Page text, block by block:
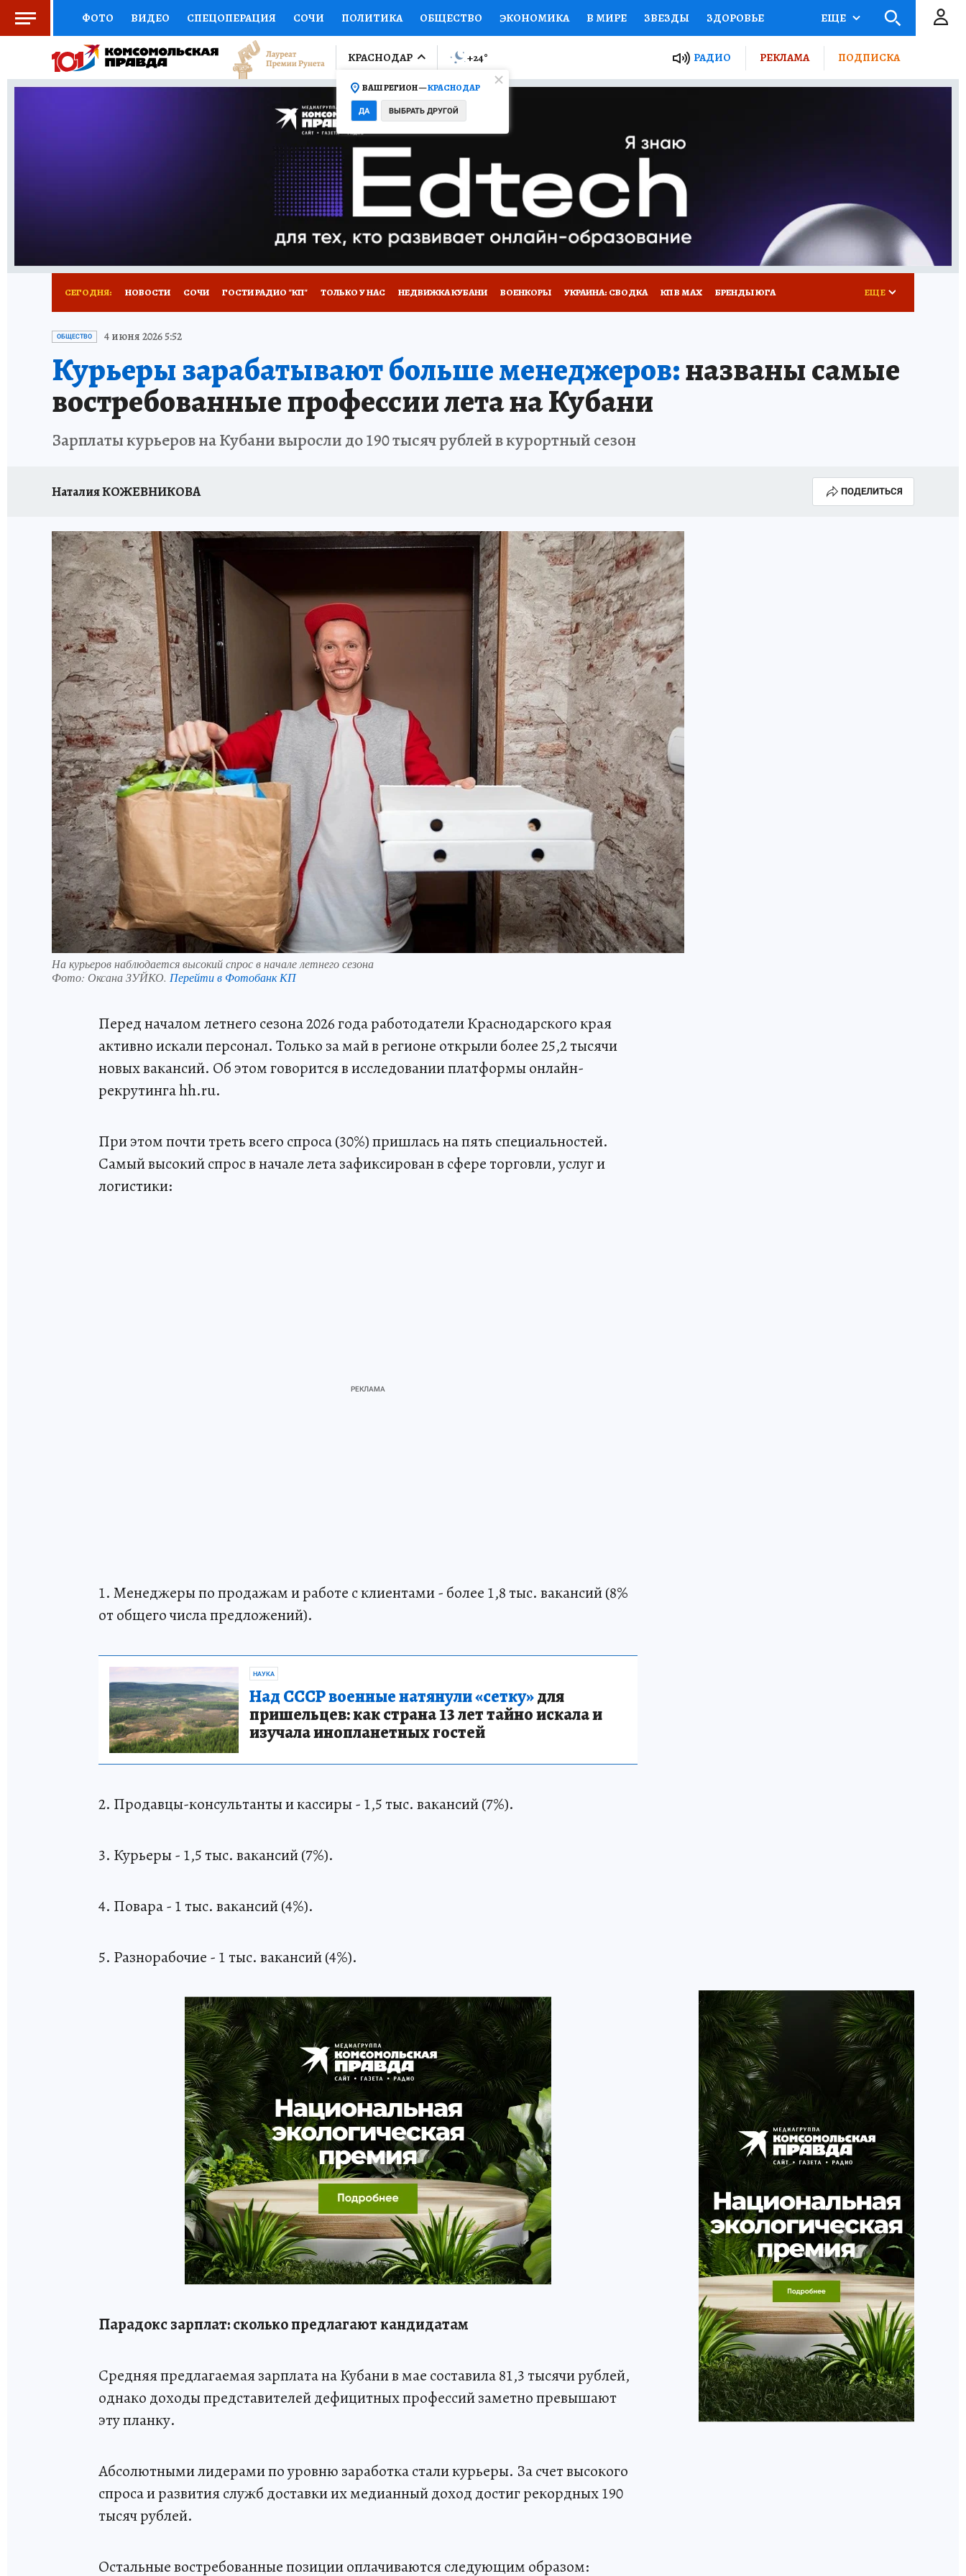
ФОТО ВИДЕО СПЕЦОПЕРАЦИЯ СОЧИ ПОЛИТИКА ОБЩЕСТВО ЭКОНОМИКА В МИРЕ ЗВЕЗДЫ ЗДОРОВЬЕ
СОЦПОДДЕРЖКА НАУКА СПОРТ КОЛУМНИСТЫ ПРОИСШЕСТВИЯ НАЦИОНАЛЬНЫЕ ПРОЕКТЫ РОССИИ
ВЫБОР ЭКСПЕРТОВ ДОКТОР ФИНАНСЫ ОТКРЫВАЕМ МИР Я ЗНАЮ СЕМЬЯ ЖЕНСКИЕ СЕКРЕТЫ ПУТЕВОДИТЕЛЬ
ПРОГНОЗЫ НА СПОРТ ПРОМОКОДЫ СЕРИАЛЫ
ТЕЛЕВИЗОР КОЛЛЕКЦИИ КОНКУРСЫ ГИД ПОТРЕБИТЕЛЯ
НОВОЕ НА САЙТЕ
ЕЩЕ
КРАСНОДАР
ВАШ РЕГИОН —КРАСНОДАР
ДА ВЫБРАТЬ ДРУГОЙ
+24° РАДИО РЕКЛАМА ПОДПИСКА
СЕГОДНЯ: НОВОСТИ СОЧИ ГОСТИ РАДИО "КП" ТОЛЬКО У НАС НЕДВИЖКА КУБАНИ ВОЕНКОРЫ УКРАИНА: СВОДКА КП В МАХ БРЕНДЫ ЮГА
ОТДЫХ В РОССИИ
ЕЩЕ
ОБЩЕСТВО 4 июня 2026 5:52
Курьеры зарабатывают больше менеджеров:названы самые
востребованные профессии лета на Кубани
Зарплаты курьеров на Кубани выросли до 190 тысяч рублей в курортный сезон
Наталия КОЖЕВНИКОВА ПОДЕЛИТЬСЯ
На курьеров наблюдается высокий спрос в начале летнего сезона
Фото: Оксана ЗУЙКО. Перейти в Фотобанк КП
Перед началом летнего сезона 2026 года работодатели Краснодарского края
активно искали персонал. Только за май в регионе открыли более 25,2 тысячи
новых вакансий. Об этом говорится в исследовании платформы онлайн-
рекрутинга hh.ru.
При этом почти треть всего спроса (30%) пришлась на пять специальностей.
Самый высокий спрос в начале лета зафиксирован в сфере торговли, услуг и
логистики:
1. Менеджеры по продажам и работе с клиентами - более 1,8 тыс. вакансий (8%
от общего числа предложений).
НАУКА
Над СССР военные натянули «сетку»для
пришельцев: как страна 13 лет тайно искала и
изучала инопланетных гостей
2. Продавцы-консультанты и кассиры - 1,5 тыс. вакансий (7%).
3. Курьеры - 1,5 тыс. вакансий (7%).
4. Повара - 1 тыс. вакансий (4%).
5. Разнорабочие - 1 тыс. вакансий (4%).
Парадокс зарплат: сколько предлагают кандидатам
Средняя предлагаемая зарплата на Кубани в мае составила 81,3 тысячи рублей,
однако доходы представителей дефицитных профессий заметно превышают
эту планку.
Абсолютными лидерами по уровню заработка стали курьеры. За счет высокого
спроса и развития служб доставки их медианный доход достиг рекордных 190
тысяч рублей.
Остальные востребованные позиции оплачиваются следующим образом: